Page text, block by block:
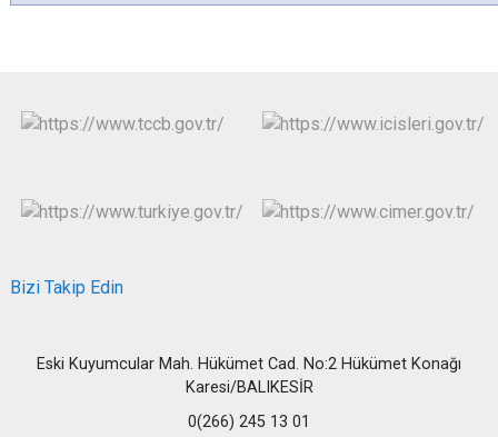
Bizi Takip Edin
Eski Kuyumcular Mah. Hükümet Cad. No:2 Hükümet Konağı
Karesi/BALIKESİR
0(266) 245 13 01